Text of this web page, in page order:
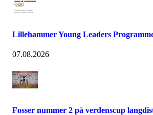
Lillehammer Young Leaders
07.08.2026
Fosser nummer 2 på verdenscup